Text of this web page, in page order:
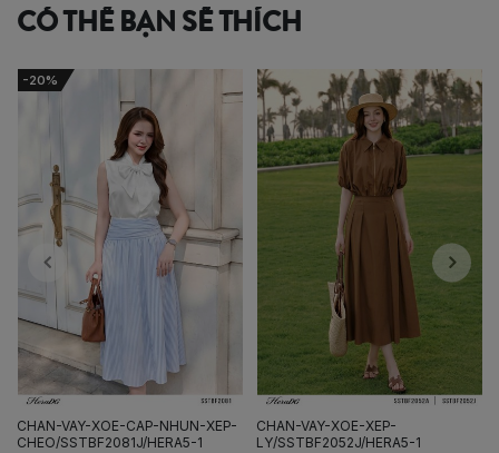
CÓ THỂ BẠN SẼ THÍCH
-20%
CHAN-VAY-XOE-CAP-NHUN-XEP-
CHEO/SSTBF2081J/HERA5-1
CHAN-VAY-XOE-XEP-
LY/SSTBF2052J/HERA5-1